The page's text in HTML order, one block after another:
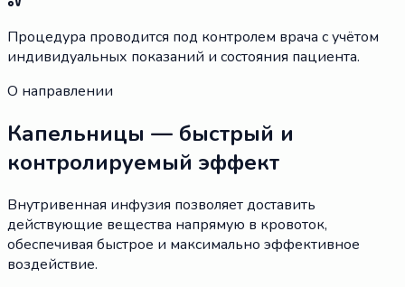
Процедура проводится под контролем врача с учётом
индивидуальных показаний и состояния пациента.
О направлении
Капельницы — быстрый и
контролируемый эффект
Внутривенная инфузия позволяет доставить
действующие вещества напрямую в кровоток,
обеспечивая быстрое и максимально эффективное
воздействие.